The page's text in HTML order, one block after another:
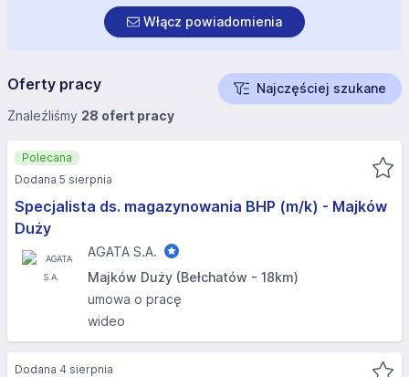
Włącz powiadomienia
Oferty pracy
Najczęściej szukane
Znaleźliśmy 28 ofert pracy
Specjalista ds. magazynowania BHP (m/k) - Majków
Duży
AGATA S.A.
Majków Duży (Bełchatów - 18km)
umowa o pracę
wideo
Polecana
Dodana 5 sierpnia
Dodana 4 sierpnia